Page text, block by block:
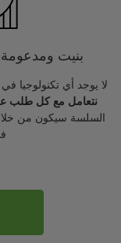
بنيت
لا يوجد أي تكنولوجيا في
نتعامل مع كل طلب
السلسة سيكون من